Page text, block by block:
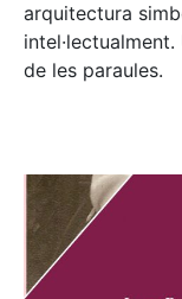
arquitectura
de les paraules.